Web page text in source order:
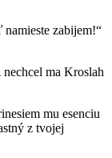
zabijem!“
nechcel ma Kroslah
mu esenciu
z tvojej